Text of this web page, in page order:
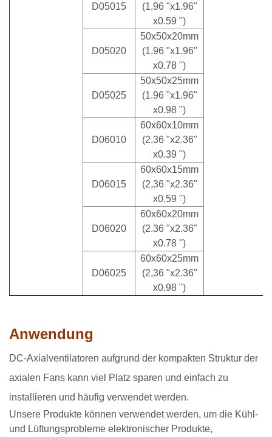
D05015
(1,96 "x1.96"
x0.59 ")
D05020
50x50x20mm
(1.96 "x1.96"
x0.78 ")
D05025
50x50x25mm
(1.96 "x1.96"
x0.98 ")
D06010
60x60x10mm
(2.36 "x2.36"
x0.39 ")
D06015
60x60x15mm
(2,36 "x2.36"
x0.59 ")
D06020
60x60x20mm
(2.36 "x2.36"
x0.78 ")
D06025
60x60x25mm
(2,36 "x2.36"
x0.98 ")
Anwendung
DC-Axialventilatoren aufgrund der kompakten Struktur der
axialen Fans kann viel Platz sparen und einfach zu
installieren und häufig verwendet werden.
Unsere Produkte können verwendet werden, um die Kühl-
und Lüftungsprobleme elektronischer Produkte,